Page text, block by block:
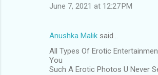
June 7, 2021 at 12:27 PM
Anushka Malik said…
All Types Of Erotic
You
Such A Erotic Photos U Never